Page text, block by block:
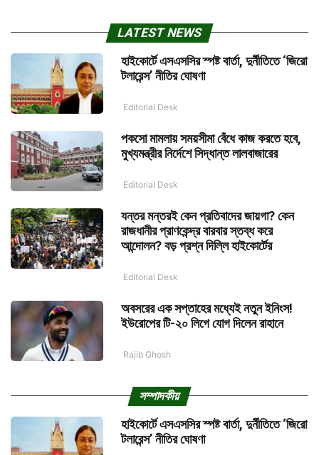
LATEST NEWS
হাইকোর্টে এসএসসির স্পষ্ট বার্তা, দুর্নীতিতে ‘জিরো
টলারেন্স’ নীতির ঘোষণা
Editorial Desk
পকসো মামলায় সময়সীমা বেঁধে কাজ করতে হবে,
মুখ্যমন্ত্রীর নির্দেশে সিদ্ধান্ত লালবাজারের
Editorial Desk
যন্তর মন্তরই কেন প্রতিবাদের জায়গা? কেন
রাজধানীর প্রাণকেন্দ্র বারবার স্তব্ধ করে
আন্দোলন? বড় প্রশ্ন দিল্লি হাইকোর্টের
Editorial Desk
অবসরের এক সপ্তাহের মধ্যেই নতুন ইনিংস!
ইউরোপের টি-২০ লিগে যোগ দিলেন রাহানে
Rajib Ghosh
সম্পাদকীয়
হাইকোর্টে এসএসসির স্পষ্ট বার্তা, দুর্নীতিতে ‘জিরো
টলারেন্স’ নীতির ঘোষণা